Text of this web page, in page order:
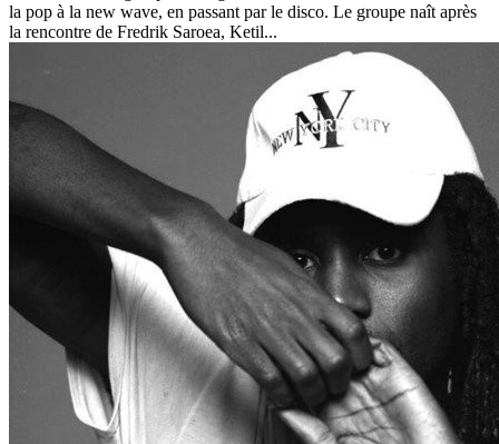
la pop à la new wave, en passant par le disco. Le groupe naît après
la rencontre de Fredrik Saroea, Ketil...